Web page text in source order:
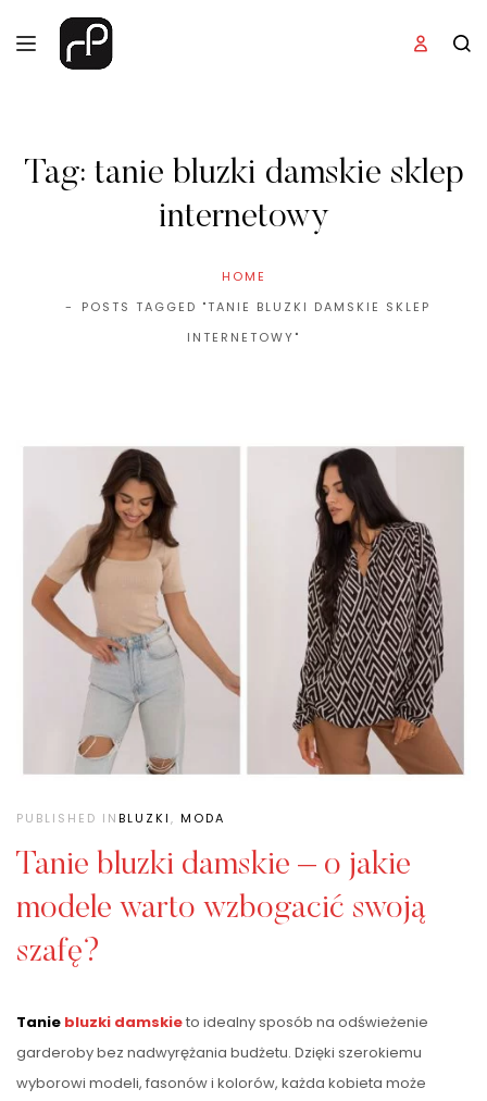
Tag: tanie bluzki damskie sklep
internetowy
HOME
POSTS TAGGED "TANIE BLUZKI DAMSKIE SKLEP
INTERNETOWY"
PUBLISHED INBLUZKI, MODA
Tanie bluzki damskie – o jakie
modele warto wzbogacić swoją
szafę?
Tanie bluzki damskieto idealny sposób na odświeżenie
garderoby bez nadwyrężania budżetu. Dzięki szerokiemu
wyborowi modeli, fasonów i kolorów, każda kobieta może